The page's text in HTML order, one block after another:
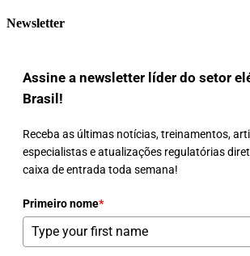
Newsletter
Assine a newsletter líder do setor
Brasil!
Receba as últimas notícias, treinamentos,
especialistas e atualizações regulatórias
caixa de entrada toda semana!
Primeiro nome*